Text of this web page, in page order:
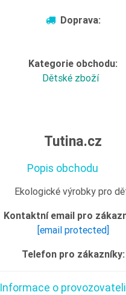
Doprava:
Kategorie obchodu:
Dětské zboží
Tutina.cz
Popis obchodu
Ekologické výrobky pro
Kontaktní email pro
[email protected]
Telefon pro zákazníky:
Informace o provozovateli